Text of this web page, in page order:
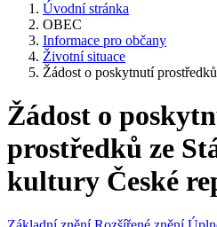
Úvodní stránka
OBEC
Informace pro občany
Životní situace
Žádost o poskytnutí
Žádost o
prostředků ze
kultury České